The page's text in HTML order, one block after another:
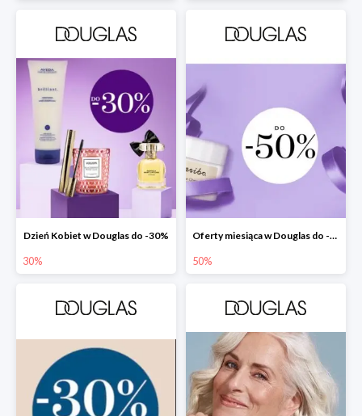
Dzień Kobiet w Douglas do -30%
30%
Oferty miesiąca w Douglas do -50%
50%